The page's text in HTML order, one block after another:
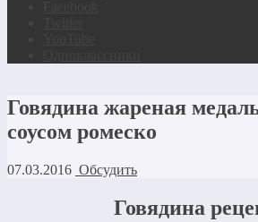
Говядина жареная
соусом ромеско
07.03.2016 Обсудить
Говядина